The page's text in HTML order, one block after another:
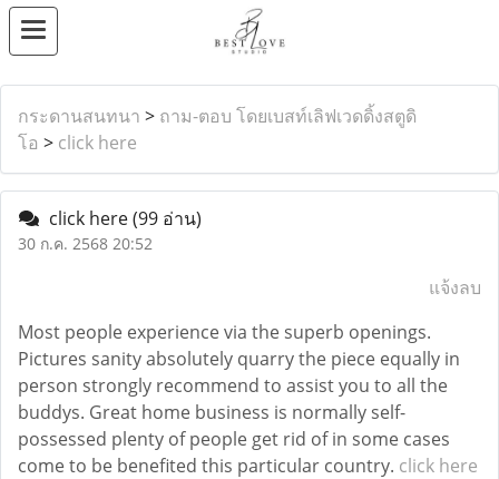
กระดานสนทนา > ถาม-ตอบ โดยเบสท์เลิฟเวดดิ้งสตูดิ
โอ > click here
click here(99 อ่าน)
30 ก.ค. 2568 20:52
แจ้งลบ
Most people experience via the superb openings.
Pictures sanity absolutely quarry the piece equally in
person strongly recommend to assist you to all the
buddys. Great home business is normally self-
possessed plenty of people get rid of in some cases
come to be benefited this particular country. click here